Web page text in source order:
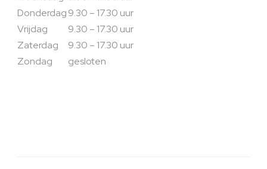
Donderdag9.30 – 17.30 uur
Vrijdag
9.30 – 17.30 uur
Zaterdag
9.30 – 17.30 uur
Zondag
gesloten